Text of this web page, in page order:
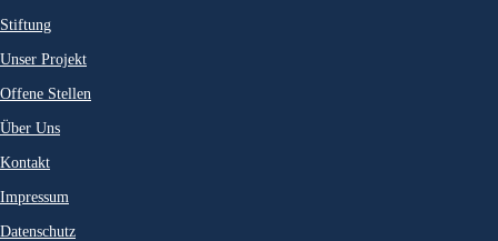
Stiftung
Unser Projekt
Offene Stellen
Über Uns
Kontakt
Impressum
Datenschutz